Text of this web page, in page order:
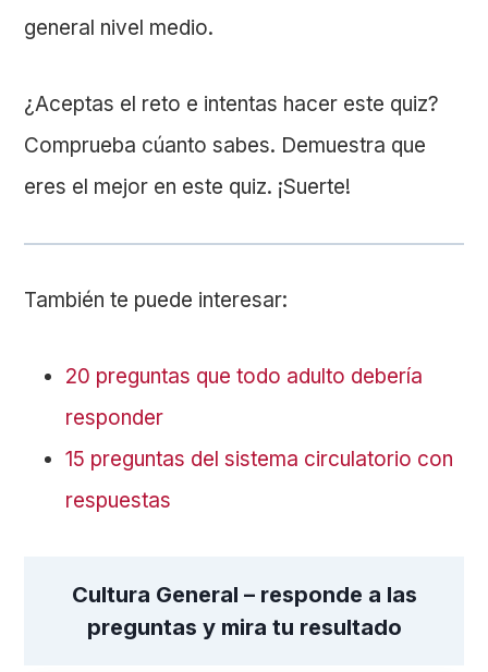
general nivel medio.
¿Aceptas el reto e intentas hacer este quiz?
Comprueba cúanto sabes. Demuestra que
eres el mejor en este quiz. ¡Suerte!
También te puede interesar:
20 preguntas que todo adulto debería
responder
15 preguntas del sistema circulatorio con
respuestas
Cultura General – responde a las
preguntas y mira tu resultado